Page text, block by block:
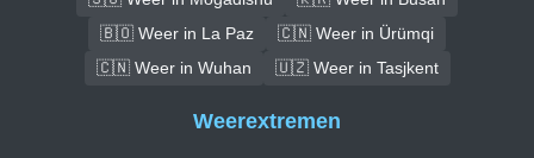
🇧🇴 Weer in La Paz
🇨🇳 Weer in Ürümqi
🇨🇳 Weer in Wuhan
🇺🇿 Weer in Tasjkent
Weerextremen